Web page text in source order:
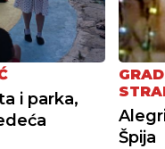
i parka,
Špija